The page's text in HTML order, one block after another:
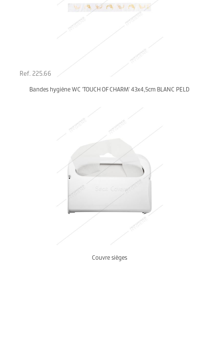
Ref. 225.66
Bandes hygiène WC 'TOUCH OF CHARM' 43x4,5cm BLANC PELD
Couvre sièges